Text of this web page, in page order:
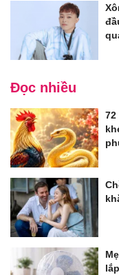
Đọc nhiều